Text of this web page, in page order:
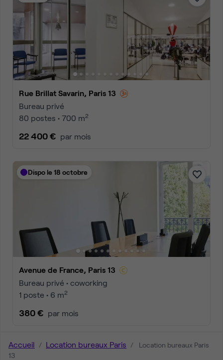
Rue Brillat Savarin, Paris 13
Bureau privé
80 postes • 700 m2
22 400 € par mois
Dispo le 18 octobre
Avenue de France, Paris 13
Bureau privé • coworking
1 poste • 6 m2
380 € par mois
Accueil Location bureaux Paris
Location bureaux Paris
13